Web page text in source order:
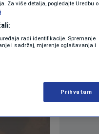
Za više detalja, pogledajte Uredbu o
radi identifikacije. Spremanje
i sadržaj, mjerenje oglašavanja i
Prihvatam